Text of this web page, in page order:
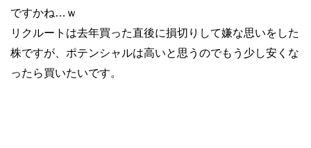
ですかね…ｗ
リクルートは去年買った直後に損切りして嫌な思いをした
株ですが、ポテンシャルは高いと思うのでもう少し安くな
ったら買いたいです。